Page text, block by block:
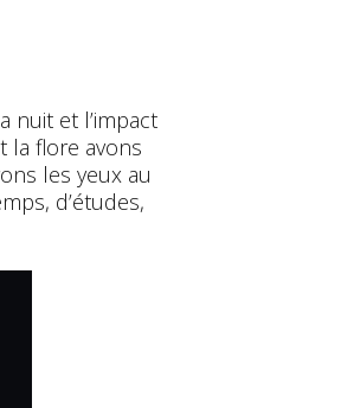
nuit et l’impact
la flore avons
les yeux au
d’études,